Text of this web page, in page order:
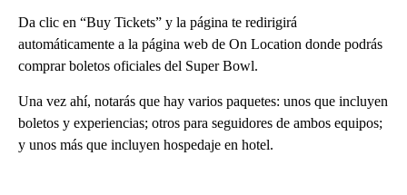
Da clic en “Buy Tickets” y la página te redirigirá
automáticamente a la página web de On Location donde podrás
comprar boletos oficiales del Super Bowl.
Una vez ahí, notarás que hay varios paquetes: unos que incluyen
boletos y experiencias; otros para seguidores de ambos equipos;
y unos más que incluyen hospedaje en hotel.